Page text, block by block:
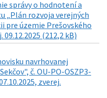
správy o hodnotení a
„Plán rozvoja verejných
pre územie Prešovského
09.12.2025 (212,2 kB)
navrhovanej
č. OU-PO-OSZP3-
zverej.